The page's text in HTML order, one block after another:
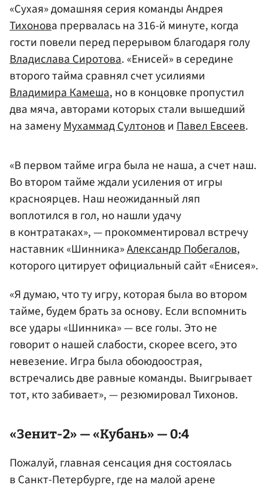
«Сухая» домашняя серия команды Андрея
Тихонова прервалась на 316-й минуте, когда
гости повели перед перерывом благодаря голу
Владислава Сиротова. «Енисей» в середине
второго тайма сравнял счет усилиями
Владимира Камеша, но в концовке пропустил
два мяча, авторами которых стали вышедший
на заменуМухаммад СултоновиПавел Евсеев.
«В первом тайме игра была не наша, а счет наш.
Во втором тайме ждали усиления от игры
красноярцев. Наш неожиданный ляп
воплотился в гол, но нашли удачу
в контратаках», — прокомментировал встречу
наставник «Шинника»Александр Побегалов,
которого цитирует официальный сайт «Енисея».
«Я думаю, что ту игру, которая была во втором
тайме, будем брать за основу. Если вспомнить
все удары «Шинника» — все голы. Это не
говорит о нашей слабости, скорее всего, это
невезение. Игра была обоюдоострая,
встречались две равные команды. Выигрывает
тот, кто забивает», — резюмировал Тихонов.
«Зенит-2» — «Кубань» — 0:4
Пожалуй, главная сенсация дня состоялась
в Санкт-Петербурге, где на малой арене